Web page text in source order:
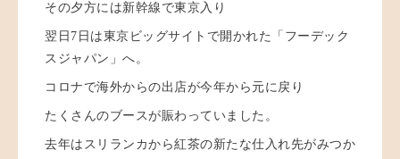
その夕方には新幹線で東京入り
翌日7日は東京ビッグサイトで開かれた「フーデック
スジャパン」へ。
コロナで海外からの出店が今年から元に戻り
たくさんのブースが賑わっていました。
去年はスリランカから紅茶の新たな仕入れ先がみつか